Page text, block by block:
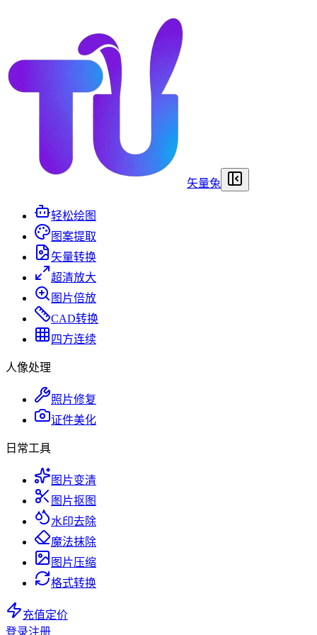
矢量兔
轻松绘图
图案提取
矢量转换
超清放大
图片倍放
CAD转换
四方连续
人像处理
照片修复
证件美化
日常工具
图片变清
图片抠图
水印去除
魔法抹除
图片压缩
格式转换
充值定价
登录注册